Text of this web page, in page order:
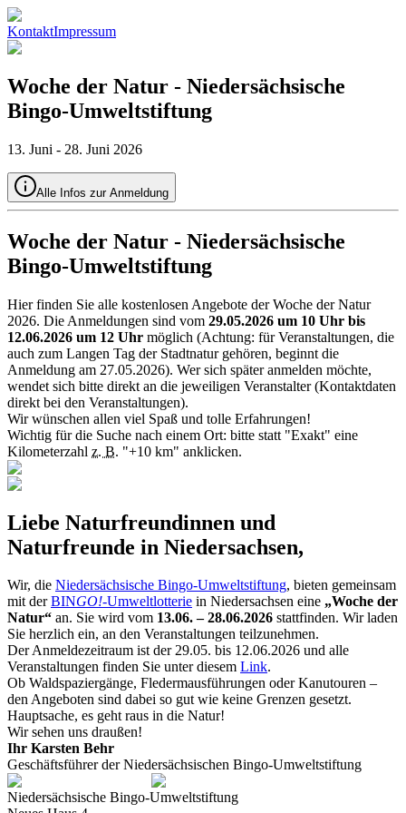
KontaktImpressum
Woche der Natur - Niedersächsische
Bingo-Umweltstiftung
13. Juni - 28. Juni 2026
Alle Infos zur Anmeldung
Woche der Natur - Niedersächsische
Bingo-Umweltstiftung
Hier finden Sie alle kostenlosen Angebote der Woche der Natur
2026. Die Anmeldungen sind vom 29.05.2026 um 10 Uhr bis
12.06.2026 um 12 Uhr möglich (Achtung: für Veranstaltungen, die
auch zum Langen Tag der Stadtnatur gehören, beginnt die
Anmeldung am 27.05.2026). Wer sich später anmelden möchte,
wendet sich bitte direkt an die jeweiligen Veranstalter (Kontaktdaten
direkt bei den Veranstaltungen).
Wir wünschen allen viel Spaß und tolle Erfahrungen!
Wichtig für die Suche nach einem Ort: bitte statt "Exakt" eine
Kilometerzahl z. B. "+10 km" anklicken.
Liebe Naturfreundinnen und
Naturfreunde in Niedersachsen,
Wir, die Niedersächsische Bingo-Umweltstiftung, bieten gemeinsam
mit derBINGO!-Umweltlotterie in Niedersachsen eine „Woche der
Natur“ an. Sie wird vom 13.06. – 28.06.2026 stattfinden. Wir laden
Sie herzlich ein, an den Veranstaltungen teilzunehmen.
Der Anmeldezeitraum ist der 29.05. bis 12.06.2026 und alle
Veranstaltungen finden Sie unter diesem Link.
Ob Waldspaziergänge, Fledermausführungen oder Kanutouren –
den Angeboten sind dabei so gut wie keine Grenzen gesetzt.
Hauptsache, es geht raus in die Natur!
Wir sehen uns draußen!
Ihr Karsten Behr
Geschäftsführer der Niedersächsischen Bingo-Umweltstiftung
Niedersächsische Bingo-Umweltstiftung